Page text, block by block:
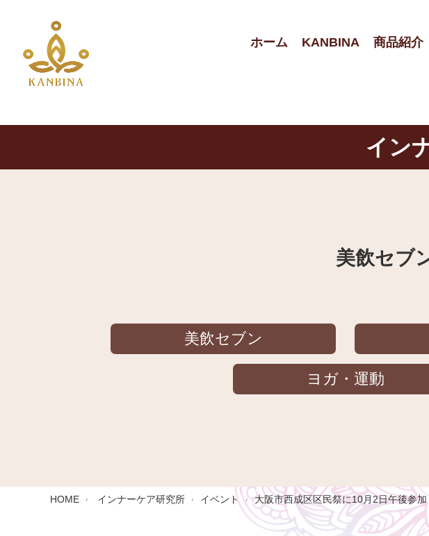
ホーム KANBINA 商品紹介
イン
美飲セブ
美飲セブン
ヨガ・運動
HOME インナーケア研究所 イベント 大阪市西成区区民祭に10月2日午後参